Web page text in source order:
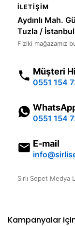
İLETIŞIM
Aydınlı Mah.
Tuzla / İstanbul
Fiziki mağazamız
Müşteri
0551 154
0551 154
E-mail
Sırlı Sepet Medya
Kampanyalar